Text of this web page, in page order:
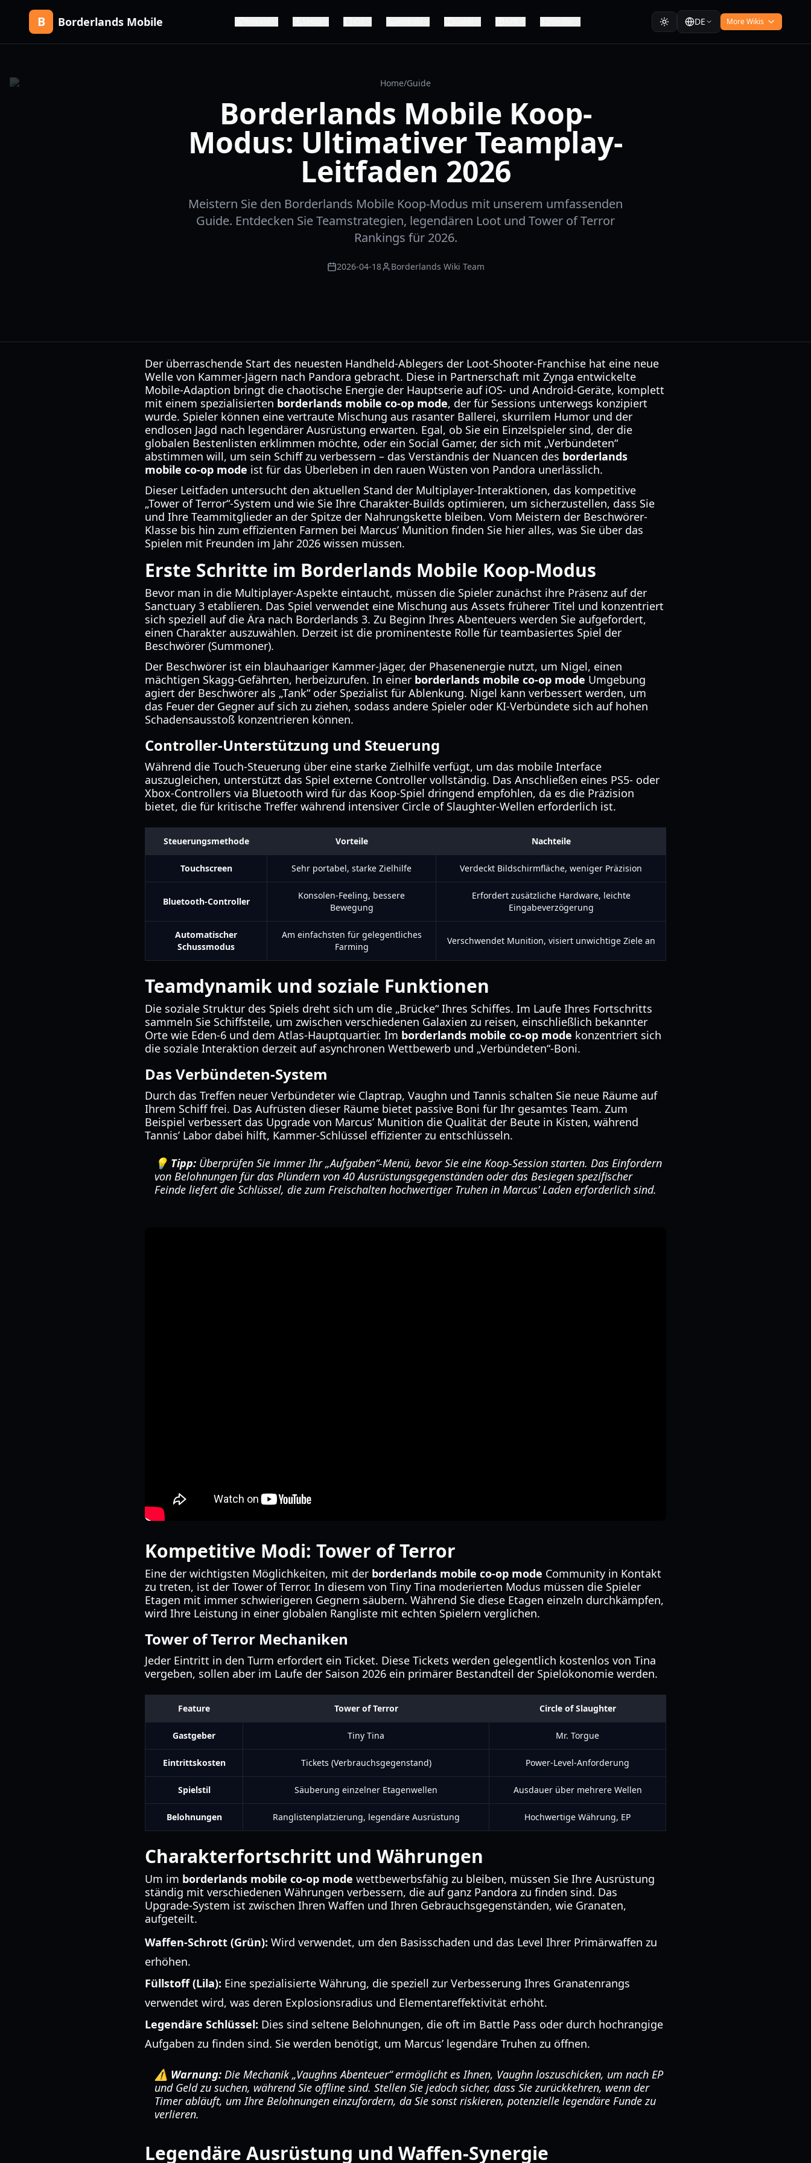
B Borderlands Mobile DE More Wikis
Home/Guide
Borderlands Mobile Koop-
Modus: Ultimativer Teamplay-
Leitfaden 2026
Meistern Sie den Borderlands Mobile Koop-Modus mit unserem umfassenden
Guide. Entdecken Sie Teamstrategien, legendären Loot und Tower of Terror
Rankings für 2026.
2026-04-18 Borderlands Wiki Team
Der überraschende Start des neuesten Handheld-Ablegers der Loot-Shooter-Franchise hat eine neue
Welle von Kammer-Jägern nach Pandora gebracht. Diese in Partnerschaft mit Zynga entwickelte
Mobile-Adaption bringt die chaotische Energie der Hauptserie auf iOS- und Android-Geräte, komplett
mit einem spezialisierten borderlands mobile co-op mode, der für Sessions unterwegs konzipiert
wurde. Spieler können eine vertraute Mischung aus rasanter Ballerei, skurrilem Humor und der
endlosen Jagd nach legendärer Ausrüstung erwarten. Egal, ob Sie ein Einzelspieler sind, der die
globalen Bestenlisten erklimmen möchte, oder ein Social Gamer, der sich mit „Verbündeten“
abstimmen will, um sein Schiff zu verbessern – das Verständnis der Nuancen des borderlands
mobile co-op mode ist für das Überleben in den rauen Wüsten von Pandora unerlässlich.
Dieser Leitfaden untersucht den aktuellen Stand der Multiplayer-Interaktionen, das kompetitive
„Tower of Terror“-System und wie Sie Ihre Charakter-Builds optimieren, um sicherzustellen, dass Sie
und Ihre Teammitglieder an der Spitze der Nahrungskette bleiben. Vom Meistern der Beschwörer-
Klasse bis hin zum effizienten Farmen bei Marcus’ Munition finden Sie hier alles, was Sie über das
Spielen mit Freunden im Jahr 2026 wissen müssen.
Erste Schritte im Borderlands Mobile Koop-Modus
Bevor man in die Multiplayer-Aspekte eintaucht, müssen die Spieler zunächst ihre Präsenz auf der
Sanctuary 3 etablieren. Das Spiel verwendet eine Mischung aus Assets früherer Titel und konzentriert
sich speziell auf die Ära nach Borderlands 3. Zu Beginn Ihres Abenteuers werden Sie aufgefordert,
einen Charakter auszuwählen. Derzeit ist die prominenteste Rolle für teambasiertes Spiel der
Beschwörer (Summoner).
Der Beschwörer ist ein blauhaariger Kammer-Jäger, der Phasenenergie nutzt, um Nigel, einen
mächtigen Skagg-Gefährten, herbeizurufen. In einer borderlands mobile co-op mode Umgebung
agiert der Beschwörer als „Tank“ oder Spezialist für Ablenkung. Nigel kann verbessert werden, um
das Feuer der Gegner auf sich zu ziehen, sodass andere Spieler oder KI-Verbündete sich auf hohen
Schadensausstoß konzentrieren können.
Controller-Unterstützung und Steuerung
Während die Touch-Steuerung über eine starke Zielhilfe verfügt, um das mobile Interface
auszugleichen, unterstützt das Spiel externe Controller vollständig. Das Anschließen eines PS5- oder
Xbox-Controllers via Bluetooth wird für das Koop-Spiel dringend empfohlen, da es die Präzision
bietet, die für kritische Treffer während intensiver Circle of Slaughter-Wellen erforderlich ist.
Steuerungsmethode Vorteile Nachteile
Touchscreen Sehr portabel, starke Zielhilfe Verdeckt Bildschirmfläche, weniger Präzision
Bluetooth-Controller
Konsolen-Feeling, bessere
Bewegung
Erfordert zusätzliche Hardware, leichte
Eingabeverzögerung
Automatischer
Schussmodus
Am einfachsten für gelegentliches
Farming
Verschwendet Munition, visiert unwichtige Ziele an
Teamdynamik und soziale Funktionen
Die soziale Struktur des Spiels dreht sich um die „Brücke“ Ihres Schiffes. Im Laufe Ihres Fortschritts
sammeln Sie Schiffsteile, um zwischen verschiedenen Galaxien zu reisen, einschließlich bekannter
Orte wie Eden-6 und dem Atlas-Hauptquartier. Im borderlands mobile co-op mode konzentriert sich
die soziale Interaktion derzeit auf asynchronen Wettbewerb und „Verbündeten“-Boni.
Das Verbündeten-System
Durch das Treffen neuer Verbündeter wie Claptrap, Vaughn und Tannis schalten Sie neue Räume auf
Ihrem Schiff frei. Das Aufrüsten dieser Räume bietet passive Boni für Ihr gesamtes Team. Zum
Beispiel verbessert das Upgrade von Marcus’ Munition die Qualität der Beute in Kisten, während
Tannis’ Labor dabei hilft, Kammer-Schlüssel effizienter zu entschlüsseln.
💡 Tipp: Überprüfen Sie immer Ihr „Aufgaben“-Menü, bevor Sie eine Koop-Session starten. Das Einfordern
von Belohnungen für das Plündern von 40 Ausrüstungsgegenständen oder das Besiegen spezifischer
Feinde liefert die Schlüssel, die zum Freischalten hochwertiger Truhen in Marcus’ Laden erforderlich sind.
Kompetitive Modi: Tower of Terror
Eine der wichtigsten Möglichkeiten, mit der borderlands mobile co-op mode Community in Kontakt
zu treten, ist der Tower of Terror. In diesem von Tiny Tina moderierten Modus müssen die Spieler
Etagen mit immer schwierigeren Gegnern säubern. Während Sie diese Etagen einzeln durchkämpfen,
wird Ihre Leistung in einer globalen Rangliste mit echten Spielern verglichen.
Tower of Terror Mechaniken
Jeder Eintritt in den Turm erfordert ein Ticket. Diese Tickets werden gelegentlich kostenlos von Tina
vergeben, sollen aber im Laufe der Saison 2026 ein primärer Bestandteil der Spielökonomie werden.
Feature Tower of Terror Circle of Slaughter
Gastgeber Tiny Tina Mr. Torgue
Eintrittskosten Tickets (Verbrauchsgegenstand) Power-Level-Anforderung
Spielstil Säuberung einzelner Etagenwellen Ausdauer über mehrere Wellen
Belohnungen Ranglistenplatzierung, legendäre Ausrüstung Hochwertige Währung, EP
Charakterfortschritt und Währungen
Um im borderlands mobile co-op mode wettbewerbsfähig zu bleiben, müssen Sie Ihre Ausrüstung
ständig mit verschiedenen Währungen verbessern, die auf ganz Pandora zu finden sind. Das
Upgrade-System ist zwischen Ihren Waffen und Ihren Gebrauchsgegenständen, wie Granaten,
aufgeteilt.
Waffen-Schrott (Grün): Wird verwendet, um den Basisschaden und das Level Ihrer Primärwaffen zu
erhöhen.
Füllstoff (Lila): Eine spezialisierte Währung, die speziell zur Verbesserung Ihres Granatenrangs
verwendet wird, was deren Explosionsradius und Elementareffektivität erhöht.
Legendäre Schlüssel: Dies sind seltene Belohnungen, die oft im Battle Pass oder durch hochrangige
Aufgaben zu finden sind. Sie werden benötigt, um Marcus’ legendäre Truhen zu öffnen.
⚠️ Warnung: Die Mechanik „Vaughns Abenteuer“ ermöglicht es Ihnen, Vaughn loszuschicken, um nach EP
und Geld zu suchen, während Sie offline sind. Stellen Sie jedoch sicher, dass Sie zurückkehren, wenn der
Timer abläuft, um Ihre Belohnungen einzufordern, da Sie sonst riskieren, potenzielle legendäre Funde zu
verlieren.
Legendäre Ausrüstung und Waffen-Synergie